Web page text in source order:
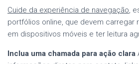
Cuide da experiência de navegação,
portfólios online, que devem carregar
em dispositivos móveis e ter leitura
Inclua uma chamada para ação clara